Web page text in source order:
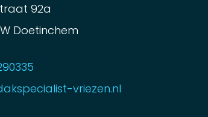
92a
Doetinchem
vriezen.nl